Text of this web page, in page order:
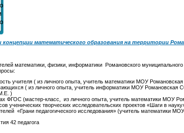
концепции математического образования на территории
математики, физики, информатики Романовского муниципального
учителя ( из личного опыта, учитель математики МОУ
( из личного опыта, учитель информатики МОУ
)
ФГОС (мастер-класс, из личного опыта, учитель математики МОУ
ученических творческих исследовательских проектов «Шаги в
«Грани педагогического исследования» (учитель
42 педагога